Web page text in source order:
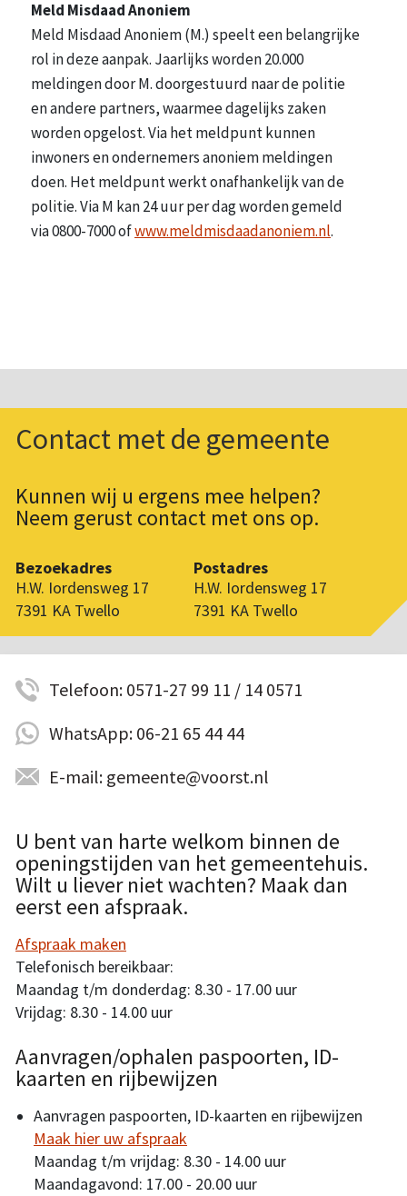
Meld Misdaad Anoniem
Meld Misdaad Anoniem (M.) speelt een belangrijke
rol in deze aanpak. Jaarlijks worden 20.000
meldingen door M. doorgestuurd naar de politie
en andere partners, waarmee dagelijks zaken
worden opgelost. Via het meldpunt kunnen
inwoners en ondernemers anoniem meldingen
doen. Het meldpunt werkt onafhankelijk van de
politie. Via M kan 24 uur per dag worden gemeld
via 0800-7000 ofwww.meldmisdaadanoniem.nl.
Contact met de gemeente
Kunnen wij u ergens mee helpen?
Neem gerust contact met ons op.
Bezoekadres
H.W. Iordensweg 17
7391 KA Twello
Postadres
H.W. Iordensweg 17
7391 KA Twello
Telefoon: 0571-27 99 11 / 14 0571
WhatsApp: 06-21 65 44 44
E-mail: gemeente@voorst.nl
U bent van harte welkom binnen de
openingstijden van het gemeentehuis.
Wilt u liever niet wachten? Maak dan
eerst een afspraak.
Afspraak maken
Telefonisch bereikbaar:
Maandag t/m donderdag: 8.30 - 17.00 uur
Vrijdag: 8.30 - 14.00 uur
Aanvragen/ophalen paspoorten, ID-
kaarten en rijbewijzen
Aanvragen paspoorten, ID-kaarten en rijbewijzen
Maak hier uw afspraak
Maandag t/m vrijdag: 8.30 - 14.00 uur
Maandagavond: 17.00 - 20.00 uur